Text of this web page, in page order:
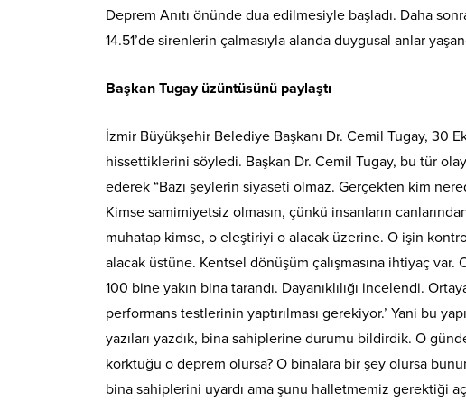
Deprem Anıtı önünde dua edilmesiyle başladı. Daha
14.51’de sirenlerin çalmasıyla alanda duygusal anlar
Başkan Tugay üzüntüsünü paylaştı
İzmir Büyükşehir Belediye Başkanı Dr. Cemil Tugay, 30
hissettiklerini söyledi. Başkan Dr. Cemil Tugay, bu tür
ederek “Bazı şeylerin siyaseti olmaz. Gerçekten kim
Kimse samimiyetsiz olmasın, çünkü insanların
muhatap kimse, o eleştiriyi o alacak üzerine. O işin
alacak üstüne. Kentsel dönüşüm çalışmasına ihtiyaç
100 bine yakın bina tarandı. Dayanıklılığı incelendi.
performans testlerinin yaptırılması gerekiyor.’ Yani bu
yazıları yazdık, bina sahiplerine durumu bildirdik. O
korktuğu o deprem olursa? O binalara bir şey olursa
bina sahiplerini uyardı ama şunu halletmemiz gerektiği